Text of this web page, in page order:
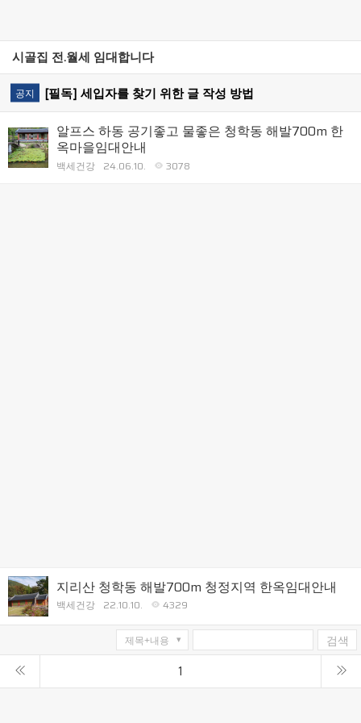
시골집 전.월세 임대합니다
공지 [필독] 세입자를 찾기 위한 글 작성 방법
알프스 하동 공기좋고 물좋은 청학동 해발700m 한
옥마을임대안내
백세건강 24.06.10. 3078
지리산 청학동 해발700m 청정지역 한옥임대안내
백세건강 22.10.10. 4329
검색
1